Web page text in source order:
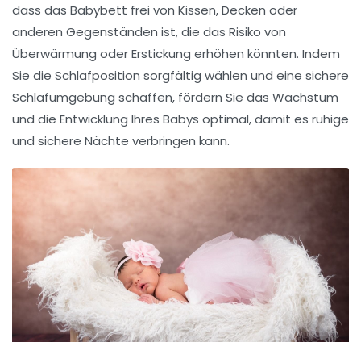
dass das Babybett frei von Kissen, Decken oder
anderen Gegenständen ist, die das Risiko von
Überwärmung oder Erstickung erhöhen könnten. Indem
Sie die Schlafposition sorgfältig wählen und eine sichere
Schlafumgebung schaffen, fördern Sie das Wachstum
und die Entwicklung Ihres Babys optimal, damit es ruhige
und sichere Nächte verbringen kann.